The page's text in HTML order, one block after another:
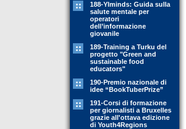
188-YIminds: Guida sulla
salute mentale per
operatori
dell’informazione
giovanile
189-Training a Turku del
progetto "Green and
sustainable food
educators"
190-Premio nazionale di
idee “BookTuberPrize”
191-Corsi di formazione
per giornalisti a Bruxelles
grazie all'ottava edizione
di Youth4Regions